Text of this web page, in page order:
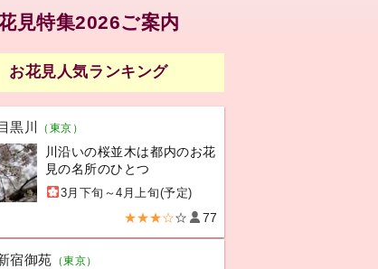
見特集2026ご案内
お花見人気ランキング
黒川 （東京）
川沿いの桜並木は都内のお花
見の名所のひとつ
3月下旬～4月上旬(予定)
★★★☆☆ 77
宿御苑 （東京）